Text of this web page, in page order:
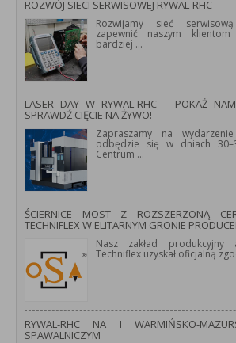
RYWAL-RHC
ROZWÓJ SIECI SERWISOWEJ RYWAL-RHC
Rozwijamy sieć
zapewnić naszym
bardziej ...
LASER DAY W RYWAL-RHC – POKAŻ
SPRAWDŹ CIĘCIE NA ŻYWO!
Zapraszamy na
odbędzie się w dniach
Centrum ...
ŚCIERNICE MOST Z ROZSZERZONĄ
TECHNIFLEX W ELITARNYM GRONIE
Nasz zakład produkcyjny
Techniflex uzyskał oficjalną
RYWAL-RHC NA I WARMIŃSKO-
SPAWALNICZYM